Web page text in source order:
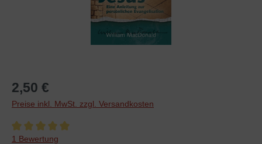
2,50 €
Preise inkl. MwSt. zzgl. Versandkosten
Durchschnittliche Bewertung von 5 von 5 Sternen
1 Bewertung